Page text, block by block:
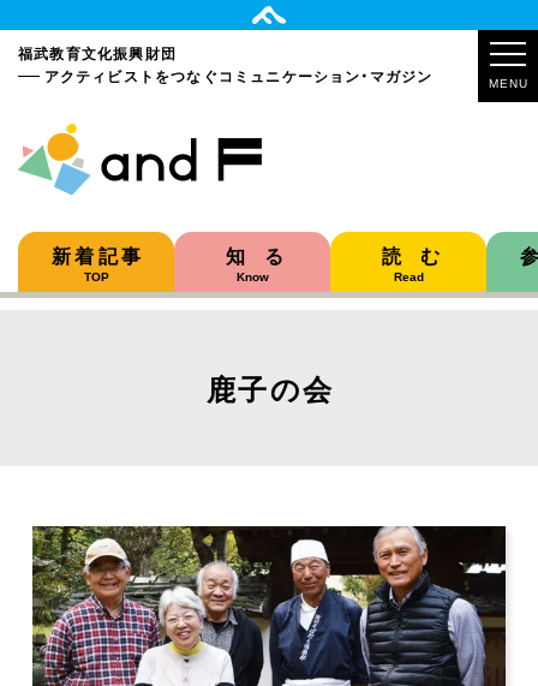
福武教育文化振興財団
アクティビストをつなぐコミュニケーション・マガジン MENU
新着記事
TOP
知る
Know
読む
Read
鹿子の会